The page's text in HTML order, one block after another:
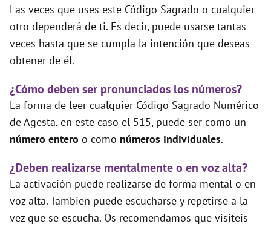
Las veces que uses este Código Sagrado o cualquier
otro dependerá de ti. Es decir, puede usarse tantas
veces hasta que se cumpla la intención que deseas
obtener de él.
¿Cómo deben ser pronunciados los números?
La forma de leer cualquier Código Sagrado Numérico
de Agesta, en este caso el 515, puede ser como un
número entero o como números individuales.
¿Deben realizarse mentalmente o en voz alta?
La activación puede realizarse de forma mental o en
voz alta. Tambien puede escucharse y repetirse a la
vez que se escucha. Os recomendamos que visiteis